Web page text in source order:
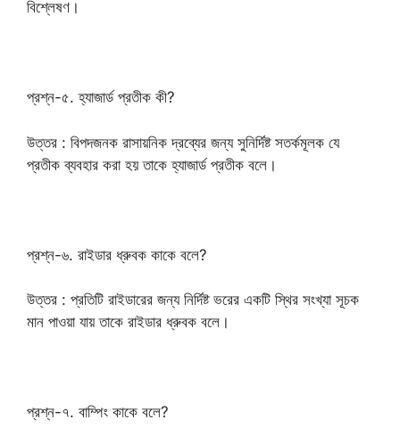
বিশ্লেষণ।
প্রশ্ন-৫. হ্যাজার্ড প্রতীক কী?
উত্তর : বিপদজনক রাসায়নিক দ্রব্যের জন্য সুনির্দিষ্ট সতর্কমূলক যে
প্রতীক ব্যবহার করা হয় তাকে হ্যাজার্ড প্রতীক বলে।
প্রশ্ন-৬. রাইডার ধ্রুবক কাকে বলে?
উত্তর : প্রতিটি রাইডারের জন্য নির্দিষ্ট ভরের একটি স্থির সংখ্যা সূচক
মান পাওয়া যায় তাকে রাইডার ধ্রুবক বলে।
প্রশ্ন-৭. বাম্পিং কাকে বলে?